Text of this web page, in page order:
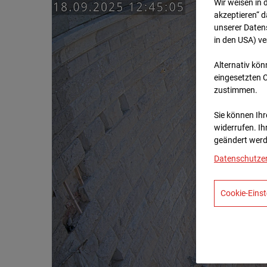
Wir weisen in
akzeptieren“
unserer
in den USA)
Alternativ
eingesetzten
zustimmen.
Sie können
widerrufen.
geändert
Cookie-